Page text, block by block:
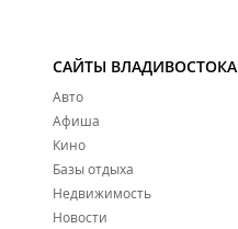
САЙТЫ ВЛАДИВОСТОКА
Авто
Афиша
Кино
Базы отдыха
Недвижимость
Новости